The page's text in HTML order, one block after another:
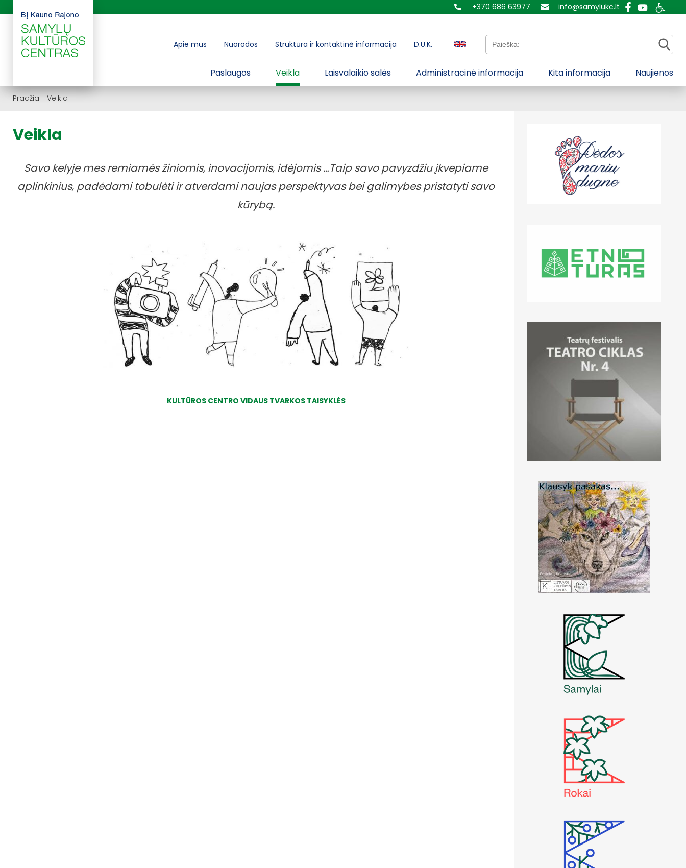
+370 686 63977 info@samylukc.lt
Apie mus Nuorodos Struktūra ir kontaktinė informacija D.U.K. Paieška:
Paslaugos Veikla Laisvalaikio salės Administracinė informacija Kita informacija Naujienos
Pradžia - Veikla
Veikla
Savo kelyje mes remiamės žiniomis, inovacijomis, idėjomis…Taip savo pavyzdžiu įkvepiame
aplinkinius, padėdami tobulėti ir atverdami naujas perspektyvas beigalimybes pristatyti savo
kūrybą.
KULTŪROS CENTRO VIDAUS TVARKOS TAISYKLĖS